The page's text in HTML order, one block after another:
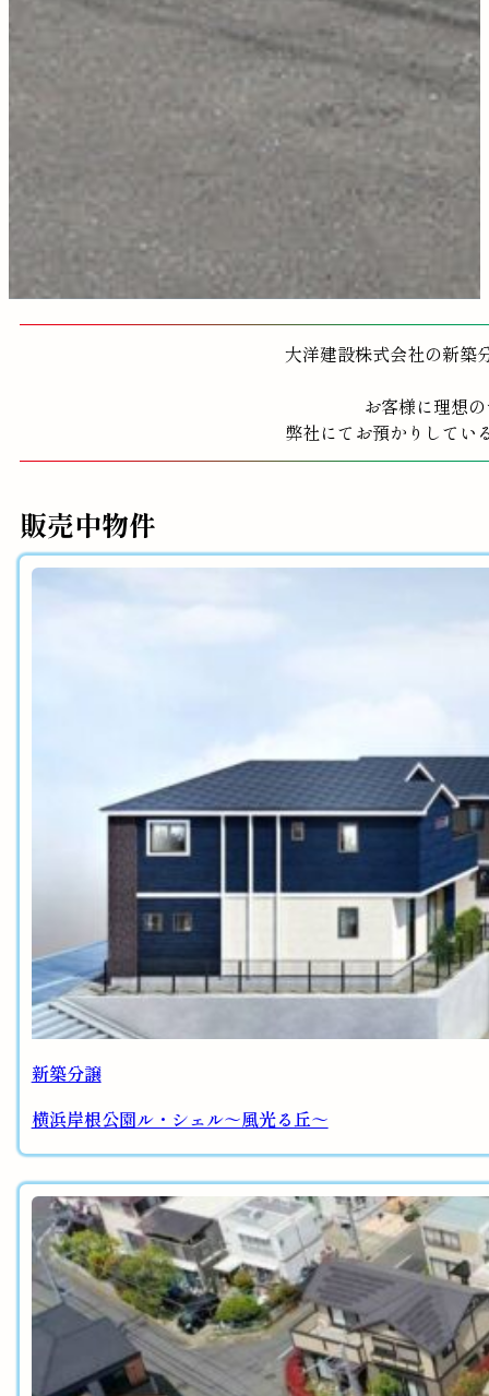
大洋建設株式会社の新築
お客様に理想
弊社にてお預かりしてい
販売中物件
新築分譲
横浜岸根公園ル・シェル～風光る丘～